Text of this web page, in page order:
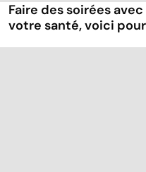
Faire des soirées
votre santé, voici